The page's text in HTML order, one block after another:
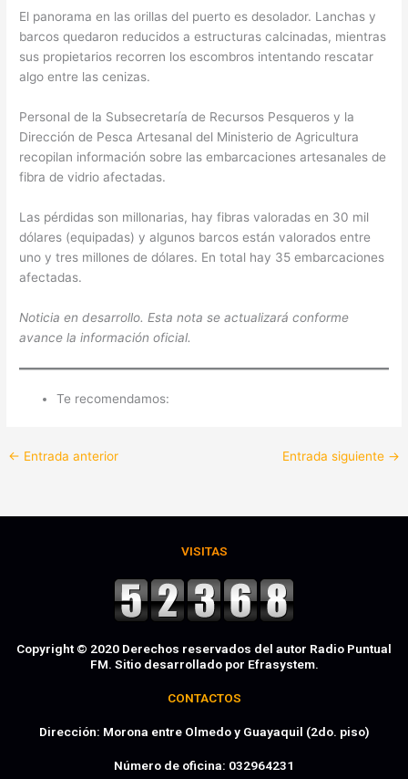
El panorama en las orillas del puerto es desolador. Lanchas y
barcos quedaron reducidos a estructuras calcinadas, mientras
sus propietarios recorren los escombros intentando rescatar
algo entre las cenizas.
Personal de la Subsecretaría de Recursos Pesqueros y la
Dirección de Pesca Artesanal del Ministerio de Agricultura
recopilan información sobre las embarcaciones artesanales de
fibra de vidrio afectadas.
Las pérdidas son millonarias, hay fibras valoradas en 30 mil
dólares (equipadas) y algunos barcos están valorados entre
uno y tres millones de dólares. En total hay 35 embarcaciones
afectadas.
Noticia en desarrollo. Esta nota se actualizará conforme
avance la información oficial.
Te recomendamos:
← Entrada anterior Entrada siguiente →
VISITAS
Copyright © 2020 Derechos reservados del autor Radio Puntual
FM. Sitio desarrollado por Efrasystem.​
CONTACTOS
Dirección: Morona entre Olmedo y Guayaquil (2do. piso)
Número de oficina: 032964231